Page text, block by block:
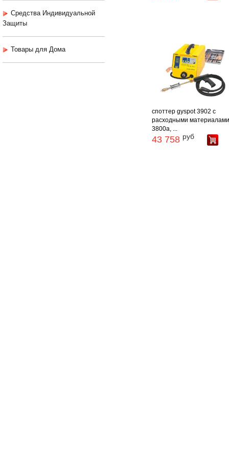
Средства Индивидуальной
Защиты
Товары для Дома
споттер gyspot 3902 с
расходными
3800а, ...
43 758 руб